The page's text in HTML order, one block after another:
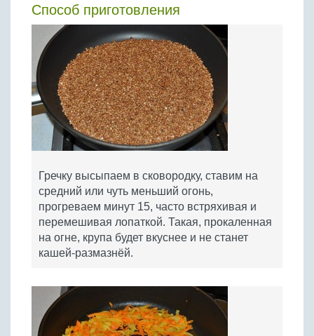
Способ приготовления
Гречку высыпаем в сковородку, ставим на
средний или чуть меньший огонь,
прогреваем минут 15, часто встряхивая и
перемешивая лопаткой. Такая, прокаленная
на огне, крупа будет вкуснее и не станет
кашей-размазнёй.